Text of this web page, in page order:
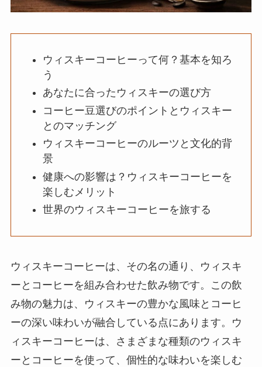
ウィスキーコーヒーって何？基本を知ろ
う
あなたに合ったウィスキーの選び方
コーヒー豆選びのポイントとウィスキー
とのマッチング
ウィスキーコーヒーのルーツと文化的背
景
健康への影響は？ウィスキーコーヒーを
楽しむメリット
世界のウィスキーコーヒーを旅する
ウィスキーコーヒーは、その名の通り、ウィスキ
ーとコーヒーを組み合わせた飲み物です。この飲
み物の魅力は、ウィスキーの豊かな風味とコーヒ
ーの深い味わいが融合している点にあります。ウ
ィスキーコーヒーは、さまざまな種類のウィスキ
ーとコーヒーを使って、個性的な味わいを楽しむ